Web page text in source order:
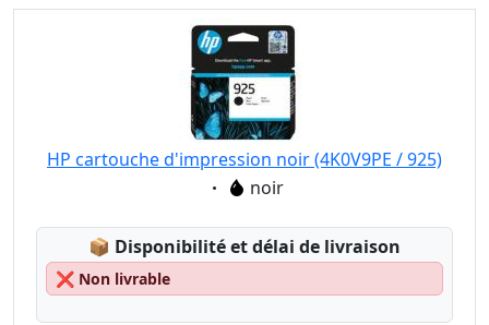
HP cartouche d'impression noir (4K0V9PE / 925)
Eigenschaft:
noir
📦 Lagerstatus:
Disponibilité et délai de livraison
❌ Non livrable